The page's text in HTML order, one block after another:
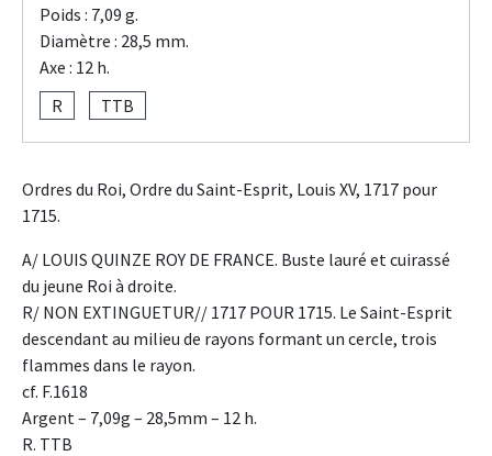
Poids : 7,09 g.
Diamètre : 28,5 mm.
Axe : 12 h.
R
TTB
Ordres du Roi, Ordre du Saint-Esprit, Louis XV, 1717 pour
1715.
A/ LOUIS QUINZE ROY DE FRANCE. Buste lauré et cuirassé
du jeune Roi à droite.
R/ NON EXTINGUETUR// 1717 POUR 1715. Le Saint-Esprit
descendant au milieu de rayons formant un cercle, trois
flammes dans le rayon.
cf. F.1618
Argent – 7,09g – 28,5mm – 12 h.
R. TTB